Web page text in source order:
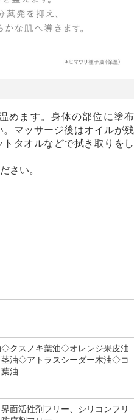
めます。身体の部位に塗布
マッサージ後はオイルが残
タオルなどで拭き取りをし
さい。
クスノキ葉油◇オレンジ果皮油
油◇アトラスシーダー木油◇コ
油
面活性剤フリー、シリコンフリ